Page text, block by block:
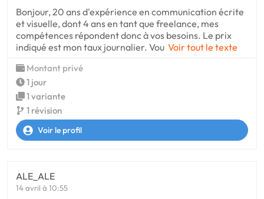
Bonjour, 20 ans d'expérience en communication écrite
et visuelle, dont 4 ans en tant que freelance, mes
compétences répondent donc à vos besoins. Le prix
indiqué est mon taux journalier. Vou Voir tout le texte
Montant privé
1 jour
1 variante
1 révision
Voir le profil
ALE_ALE
14 avril à 10:55